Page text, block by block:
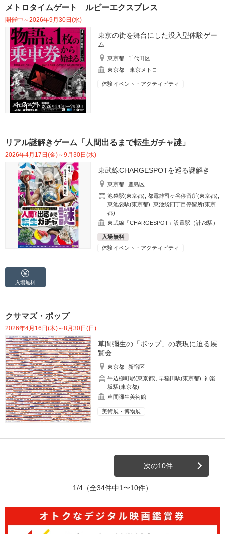
メトロタイムゲート ルビーエクスプレス
開催中～2026年9月30日(水)
東京の街を舞台にした没入型体験ゲー
ム
東京都
千代田区
東京都 東京メトロ
体験イベント・アクティビティ
リアル謎解きゲーム「人間出るまで転生ガチャ謎」
2026年4月17日(金)～9月30日(水)
東武線CHARGESPOTを巡る謎解き
東京都
豊島区
池袋駅(東京都),都電雑司ヶ谷停留所(東京都),
東池袋駅(東京都),東池袋四丁目停留所(東京
都)
東武線「CHARGESPOT」設置駅（計78駅）
入場無料
体験イベント・アクティビティ
入場無料
クサマズ・ポップ
2026年4月16日(木)～8月30日(日)
草間彌生の「ポップ」の表現に迫る展
覧会
東京都
新宿区
牛込柳町駅(東京都),早稲田駅(東京都),神楽
坂駅(東京都)
草間彌生美術館
美術展・博物展
次の10件
1/4 （全34件中1〜10件）